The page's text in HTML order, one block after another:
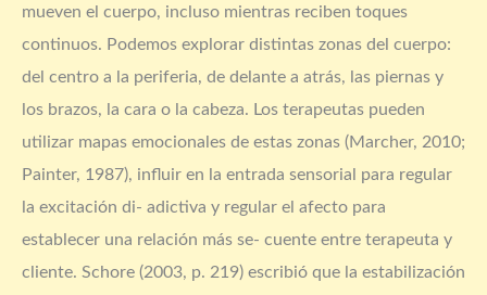
mueven el cuerpo, incluso mientras reciben toques
continuos. Podemos explorar distintas zonas del cuerpo:
del centro a la periferia, de delante a atrás, las piernas y
los brazos, la cara o la cabeza. Los terapeutas pueden
utilizar mapas emocionales de estas zonas (Marcher, 2010;
Painter, 1987), influir en la entrada sensorial para regular
la excitación di- adictiva y regular el afecto para
establecer una relación más se- cuente entre terapeuta y
cliente. Schore (2003, p. 219) escribió que la estabilización